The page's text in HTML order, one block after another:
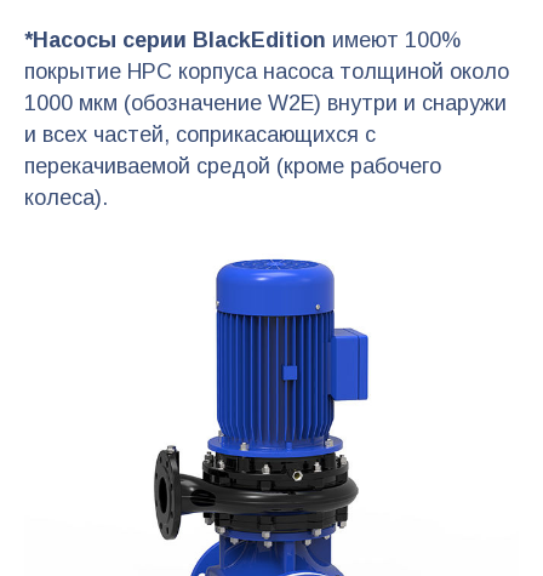
*Насосы серии BlackEdition имеют 100%
покрытие HPC корпуса насоса толщиной около
1000 мкм (обозначение W2E) внутри и снаружи
и всех частей, соприкасающихся с
перекачиваемой средой (кроме рабочего
колеса).